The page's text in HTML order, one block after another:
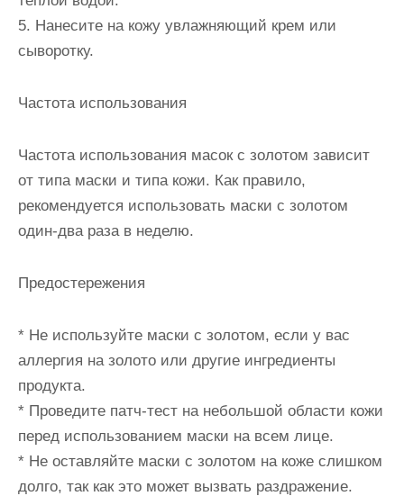
5. Нанесите на кожу увлажняющий крем или
сыворотку.
Частота использования
Частота использования масок с золотом зависит
от типа маски и типа кожи. Как правило,
рекомендуется использовать маски с золотом
один-два раза в неделю.
Предостережения
* Не используйте маски с золотом, если у вас
аллергия на золото или другие ингредиенты
продукта.
* Проведите патч-тест на небольшой области кожи
перед использованием маски на всем лице.
* Не оставляйте маски с золотом на коже слишком
долго, так как это может вызвать раздражение.